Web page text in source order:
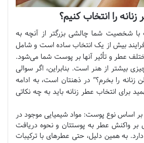
را انتخاب کنیم؟
شخصیت شما چالشی بزرگتر از آنچه به
بیش از یک انتخاب ساده است و شامل
عطر و تأثیر آنها بر پوست شما می‌شود.
بیشتر از هنر است. بنابراین، اگر سوالی
زنانه را بخرم؟” در ذهنتان است، به ادامه
برای انتخاب عطر زنانه باید به چه نکاتی
بر اساس نوع پوست: مواد شیمیایی موجود در
بر واکنش عطر به پوستتان و نحوه دریافت
به همین دلیل، حتی عطرهای با ترکیبات